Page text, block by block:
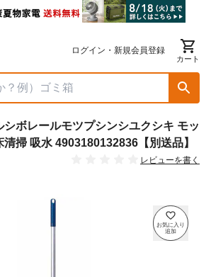
ログイン・新規会員登録
カート
ボレールモツプシンシユクシキ モッ
掃 吸水 4903180132836【別送品】
レビューを書く